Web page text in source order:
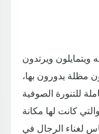
ويرتدون
مظلة يدورون بها،
للتنورة الصوفية
كانت لها مكانة
لغناء الرجال في